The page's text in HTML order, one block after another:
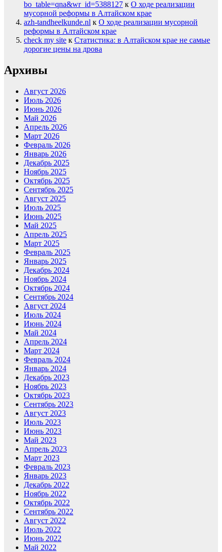
bo_table=qna&wr_id=5388127 к О ходе реализации
мусорной реформы в Алтайском крае
azh-tandheelkunde.nl к О ходе реализации мусорной
реформы в Алтайском крае
check my site к Статистика: в Алтайском крае не самые
дорогие цены на дрова
Архивы
Август 2026
Июль 2026
Июнь 2026
Май 2026
Апрель 2026
Март 2026
Февраль 2026
Январь 2026
Декабрь 2025
Ноябрь 2025
Октябрь 2025
Сентябрь 2025
Август 2025
Июль 2025
Июнь 2025
Май 2025
Апрель 2025
Март 2025
Февраль 2025
Январь 2025
Декабрь 2024
Ноябрь 2024
Октябрь 2024
Сентябрь 2024
Август 2024
Июль 2024
Июнь 2024
Май 2024
Апрель 2024
Март 2024
Февраль 2024
Январь 2024
Декабрь 2023
Ноябрь 2023
Октябрь 2023
Сентябрь 2023
Август 2023
Июль 2023
Июнь 2023
Май 2023
Апрель 2023
Март 2023
Февраль 2023
Январь 2023
Декабрь 2022
Ноябрь 2022
Октябрь 2022
Сентябрь 2022
Август 2022
Июль 2022
Июнь 2022
Май 2022